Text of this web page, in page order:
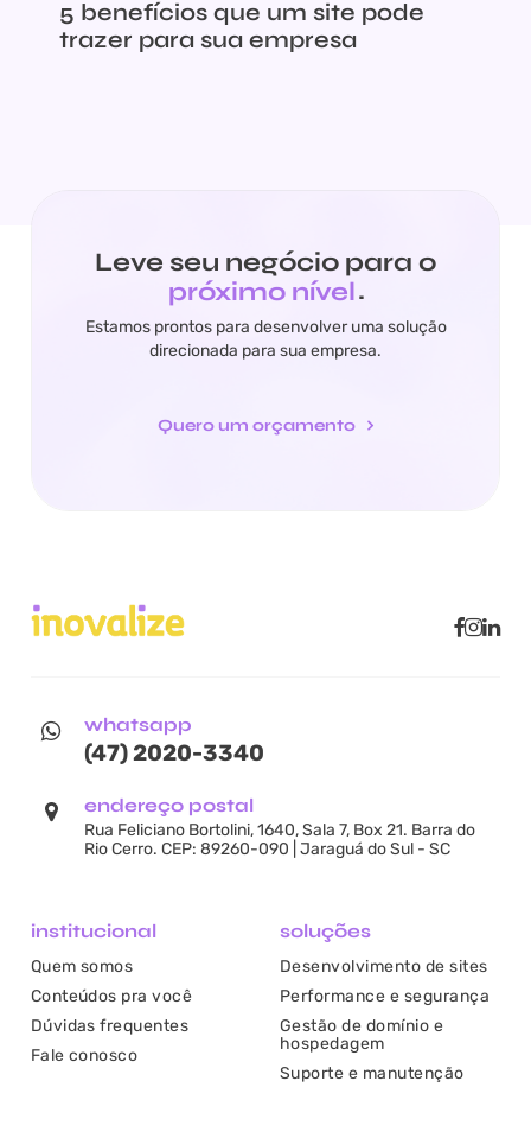
5 benefícios que um site pode
trazer para sua empresa
Leve seu negócio para o
próximo nível.
Estamos prontos para desenvolver uma solução
direcionada para sua empresa.
Quero um orçamento
whatsapp
(47) 2020-3340
endereço postal
Rua Feliciano Bortolini, 1640, Sala 7, Box 21. Barra do
Rio Cerro. CEP: 89260-090 | Jaraguá do Sul - SC
institucional
Quem somos
Conteúdos pra você
Dúvidas frequentes
Fale conosco
soluções
Desenvolvimento de sites
Performance e segurança
Gestão de domínio e
hospedagem
Suporte e manutenção